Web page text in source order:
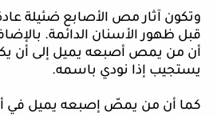
وتكون آثار مص الأصابع ضئيلة
قبل ظهور الأسنان الدائمة.
أن من يمص أصبعه يميل إلى أن
يستجيب إذا نودي باسمه.
كما أن من يمصّ إصبعه يميل في